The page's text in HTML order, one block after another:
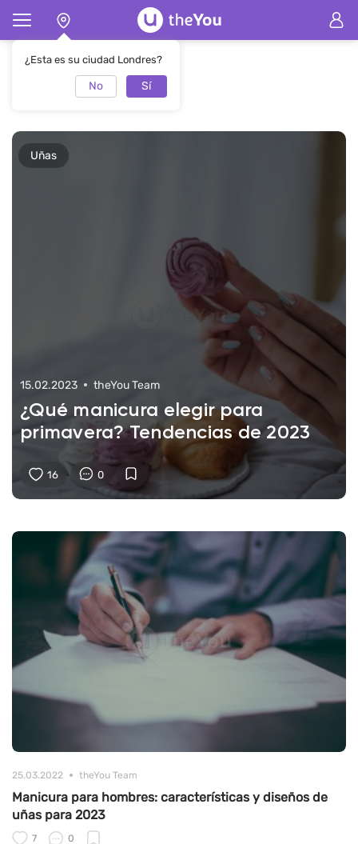
¿Esta es su ciudad Londres?
No Sí
Página de inicio Revista Uñas
Uñas
Uñas
15.02.2023 theYou Team
¿Qué manicura elegir para
primavera? Tendencias de 2023
16 0
25.03.2022 theYou Team
Manicura para hombres: características y diseños de
uñas para 2023
7 0